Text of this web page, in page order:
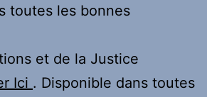
toutes les bonnes
et de la Justice
Ici . Disponible dans toutes